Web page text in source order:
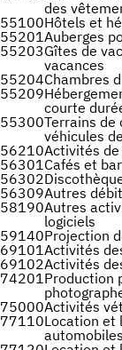
des
55100Hôtels et
55201Auberges
55203Gîtes de
vacances
55204Chambres
55209
courte
55300Terrains de
véhicules
56210Activités
56301Cafés et
56302
56309Autres
58190Autres
logiciels
59140Projection
69101Activités
69102Activités
74201Production
75000Activités
77110Location et